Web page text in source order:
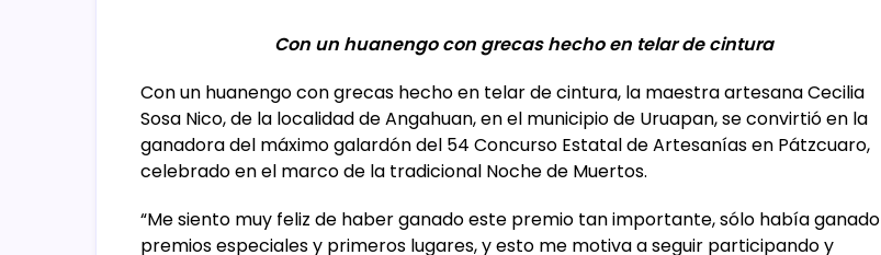
Con un huanengo con grecas hecho en telar de cintura
Con un huanengo con grecas hecho en telar de cintura, la maestra artesana Cecilia
Sosa Nico, de la localidad de Angahuan, en el municipio de Uruapan, se convirtió en la
ganadora del máximo galardón del 54 Concurso Estatal de Artesanías en Pátzcuaro,
celebrado en el marco de la tradicional Noche de Muertos.
“Me siento muy feliz de haber ganado este premio tan importante, sólo había ganado
premios especiales y primeros lugares, y esto me motiva a seguir participando y